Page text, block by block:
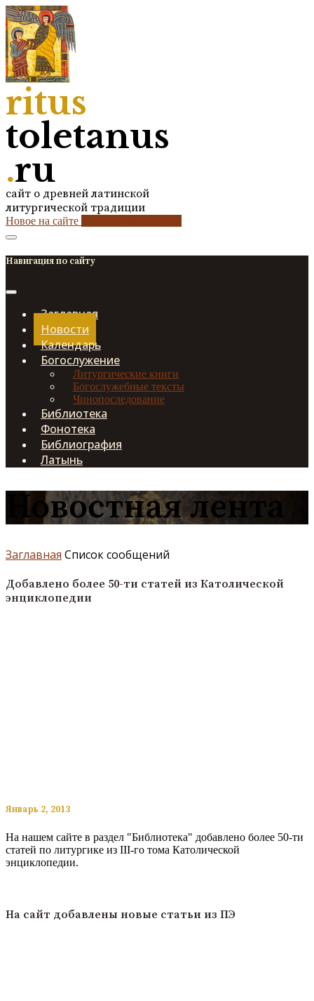
ritus
toletanus
.ru
сайт о древней латинской
литургической традиции
Новое на сайте
Навигация по сайту
Заглавная
Новости
Календарь
Богослужение
Литургические книги
Богослужебные тексты
Чинопоследование
Библиотека
Фонотека
Библиография
Латынь
Новостная лента
Заглавная Список сообщений
Добавлено более 50-ти статей из Католической
энциклопедии
​​Январь 2, 2013
На нашем сайте в раздел "Библиотека" добавлено более 50-ти
статей по литургике из III-го тома Католической
энциклопедии.
На сайт добавлены новые статьи из ПЭ